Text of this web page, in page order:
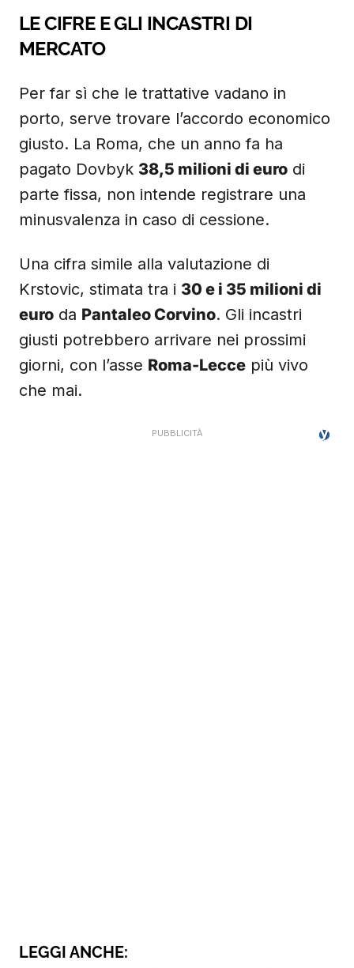
LE CIFRE E GLI INCASTRI DI
MERCATO
Per far sì che le trattative vadano in
porto, serve trovare l’accordo economico
giusto. La Roma, che un anno fa ha
pagato Dovbyk 38,5 milioni di euro di
parte fissa, non intende registrare una
minusvalenza in caso di cessione.
Una cifra simile alla valutazione di
Krstovic, stimata tra i 30 e i 35 milioni di
euro da Pantaleo Corvino. Gli incastri
giusti potrebbero arrivare nei prossimi
giorni, con l’asse Roma-Lecce più vivo
che mai.
LEGGI ANCHE: